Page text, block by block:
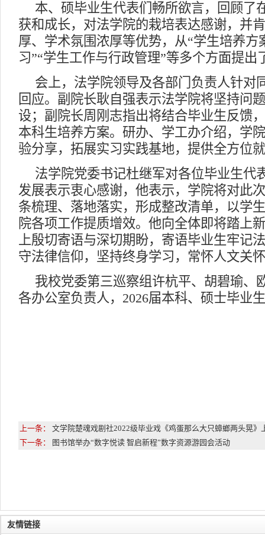
本、硕毕业生代表们畅所欲言，回顾了
获和成长，对法学院的栽培表达感谢，并
厚、学术氛围浓厚等优势，从“学生培养方
习”“学生工作与行政管理”等多个方面提出
会上，法学院领导及各部门负责人针对
回应。副院长耿自强表示法学院将坚持问
设；副院长周刚志指出将结合毕业生反馈
本科生培养方案。研办、学工办介绍，学
验分享，拓展实习实践基地，提供全方位
法学院党委书记杜继军对各位毕业生代
发展表示衷心感谢，他表示，学院将对此
条梳理、落地落实，形成整改清单，以学
院各项工作提质增效。他向全体即将踏上
上殷切寄语与深切期盼，寄语毕业生牢记
守法律信仰，坚持终身学习，常怀人文关
我校党委第三巡察组许杭平、胡碧瑜、
各办公室负责人，2026届本科、硕士毕业
上一条： 文学院楚魂戏剧社2022级毕业戏《鸡蛋那么大只蟑螂两头晃》
下一条：
图书馆举办“数字悦读 智启新程”数字资源游园会活动
友情链接